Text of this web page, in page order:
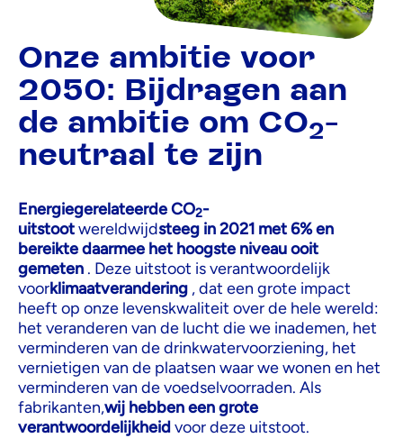
Onze ambitie voor
2050: Bijdragen aan
de ambitie om CO2-
neutraal te zijn
Energiegerelateerde CO2-
uitstootwereldwijdsteeg in 2021 met 6% en
bereikte daarmee het hoogste niveau ooit
gemeten . Deze uitstoot is verantwoordelijk
voorklimaatverandering , dat een grote impact
heeft op onze levenskwaliteit over de hele wereld:
het veranderen van de lucht die we inademen, het
verminderen van de drinkwatervoorziening, het
vernietigen van de plaatsen waar we wonen en het
verminderen van de voedselvoorraden. Als
fabrikanten,wij hebben een grote
verantwoordelijkheidvoor deze uitstoot.